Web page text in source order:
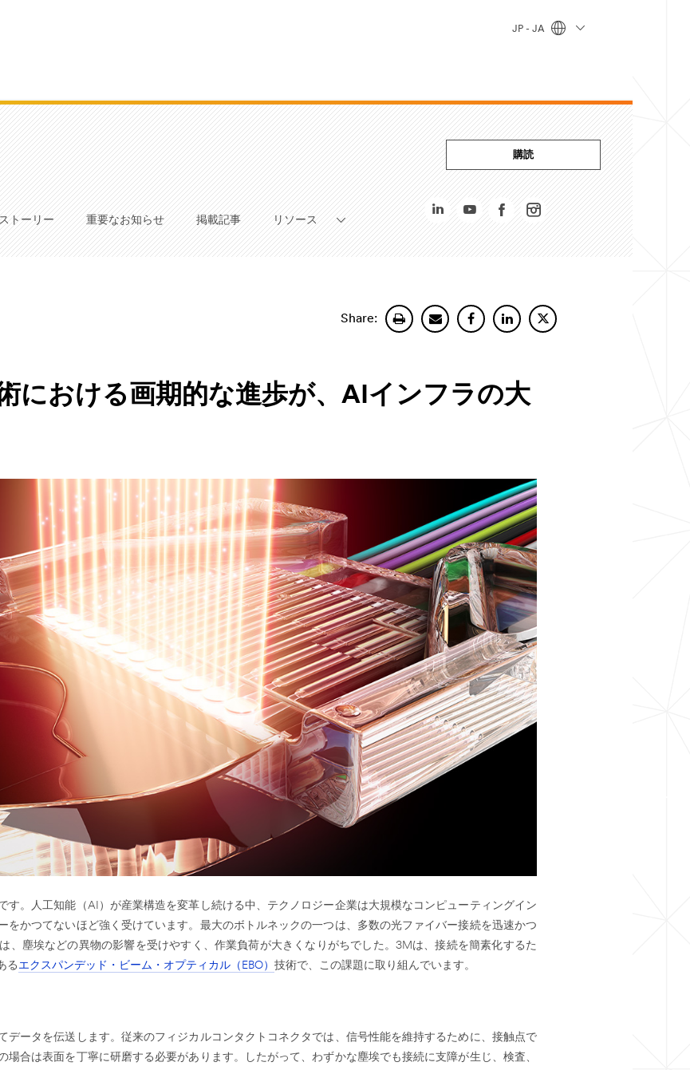
JP - JA
トーリー 重要なお知らせ 掲載記事 リソース
購読
Share:
における画期的な進歩が、AIインフラの大
す。人工知能（AI）が産業構造を変革し続ける中、テクノロジー企業は大規模なコンピューティングイン
をかつてないほど強く受けています。最大のボトルネックの一つは、多数の光ファイバー接続を迅速かつ
、塵埃などの異物の影響を受けやすく、作業負荷が大きくなりがちでした。3Mは、接続を簡素化するた
る エクスパンデッド・ビーム・オプティカル（EBO） 技術で、この課題に取り組んでいます。
データを伝送します。従来のフィジカルコンタクトコネクタでは、信号性能を維持するために、接触点で
合は表面を丁寧に研磨する必要があります。したがって、わずかな塵埃でも接続に支障が生じ、検査、